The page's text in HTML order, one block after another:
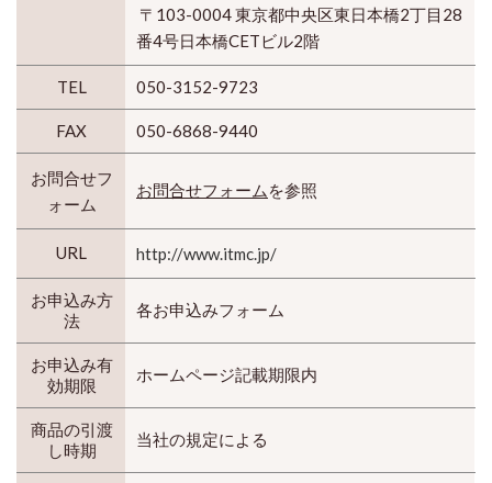
〒103-0004 東京都中央区東日本橋2丁目28
番4号日本橋CETビル2階
TEL 050-3152-9723
FAX 050-6868-9440
お問合せフ
ォーム
お問合せフォーム を参照
URL http://www.itmc.jp/
お申込み方
法
各お申込みフォーム
お申込み有
効期限
ホームページ記載期限内
商品の引渡
し時期
当社の規定による